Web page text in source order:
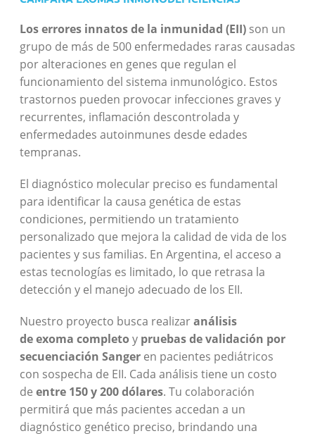
Proyectos personalizados
Los errores innatos de la inmunidad (EII) son un
grupo de más de 500 enfermedades raras causadas
por alteraciones en genes que regulan el
funcionamiento del sistema inmunológico. Estos
trastornos pueden provocar infecciones graves y
recurrentes, inflamación descontrolada y
enfermedades autoinmunes desde edades
tempranas.
El diagnóstico molecular preciso es fundamental
para identificar la causa genética de estas
condiciones, permitiendo un tratamiento
personalizado que mejora la calidad de vida de los
pacientes y sus familias. En Argentina, el acceso a
estas tecnologías es limitado, lo que retrasa la
detección y el manejo adecuado de los EII.
Nuestro proyecto busca realizaranálisis
deexoma completo y pruebas de validación por
secuenciación Sanger en pacientes pediátricos
con sospecha de EII. Cada análisis tiene un costo
de entre 150 y 200 dólares. Tu colaboración
permitirá que más pacientes accedan a un
diagnóstico genético preciso, brindando una